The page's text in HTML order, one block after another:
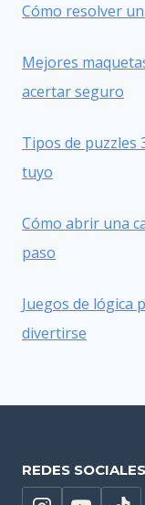
Cómo resolver
Mejores
acertar seguro
Tipos de puzzles
tuyo
Cómo abrir una
paso
Juegos de lógica
divertirse
REDES SOCIALES